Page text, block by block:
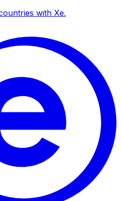
with Xe.